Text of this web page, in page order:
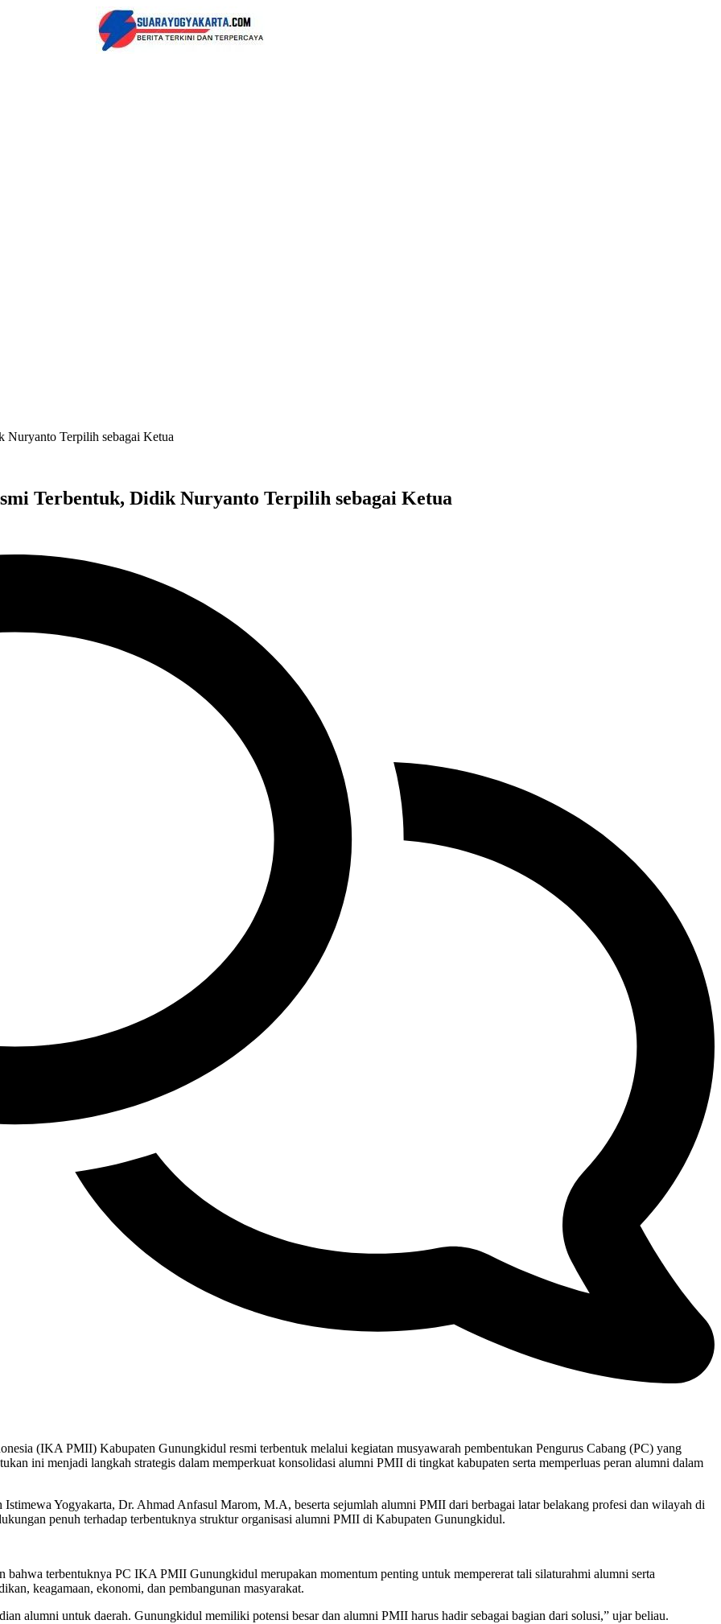
Terpilih sebagai Ketua
Terbentuk, Didik Nuryanto Terpilih sebagai Ketua
(IKA PMII) Kabupaten Gunungkidul resmi terbentuk melalui kegiatan musyawarah pembentukan Pengurus Cabang (PC) yang
ini menjadi langkah strategis dalam memperkuat konsolidasi alumni PMII di tingkat kabupaten serta memperluas peran alumni dalam
Yogyakarta, Dr. Ahmad Anfasul Marom, M.A, beserta sejumlah alumni PMII dari berbagai latar belakang profesi dan wilayah di
penuh terhadap terbentuknya struktur organisasi alumni PMII di Kabupaten Gunungkidul.
terbentuknya PC IKA PMII Gunungkidul merupakan momentum penting untuk mempererat tali silaturahmi alumni serta
keagamaan, ekonomi, dan pembangunan masyarakat.
alumni untuk daerah. Gunungkidul memiliki potensi besar dan alumni PMII harus hadir sebagai bagian dari solusi,” ujar beliau.